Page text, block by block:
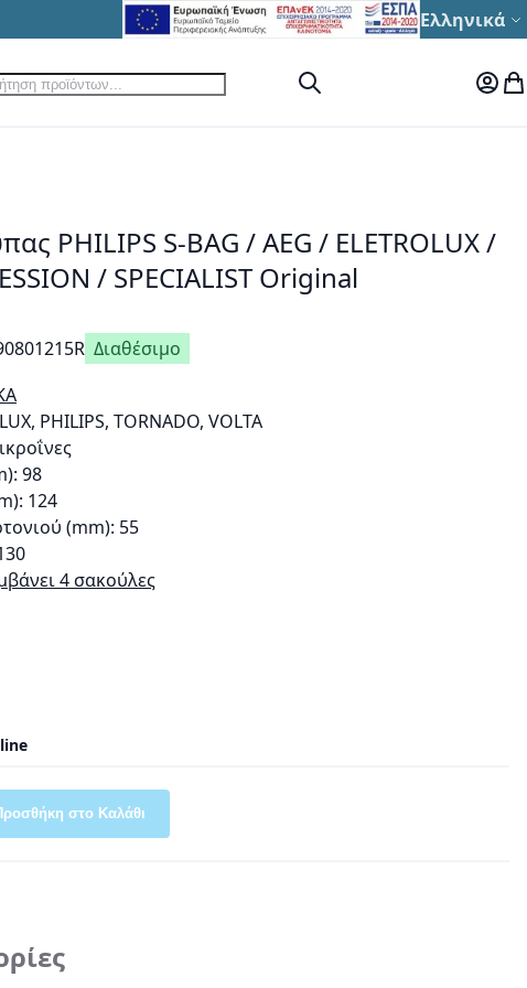
Γλώσσα
Ελληνικά
Αναζήτηση Ο
PHILIPS S-BAG / AEG / ELETROLUX /
/ SPECIALIST Original
Διαθέσιμο
PHILIPS, TORNADO, VOLTA
98
124
(mm): 55
4 σακούλες
στο Καλάθι